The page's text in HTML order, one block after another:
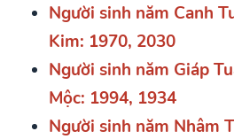
Người sinh năm Canh
Kim: 1970, 2030
Người sinh năm Giáp
Mộc: 1994, 1934
Người sinh năm Nhâm